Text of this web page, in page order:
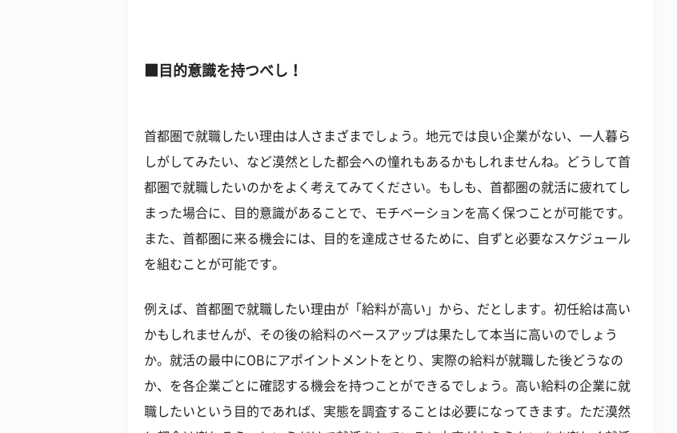
■目的意識を持つべし！
首都圏で就職したい理由は人さまざまでしょう。地元では良い企業がない、一人暮ら
しがしてみたい、など漠然とした都会への憧れもあるかもしれませんね。どうして首
都圏で就職したいのかをよく考えてみてください。もしも、首都圏の就活に疲れてし
まった場合に、目的意識があることで、モチベーションを高く保つことが可能です。
また、首都圏に来る機会には、目的を達成させるために、自ずと必要なスケジュール
を組むことが可能です。
例えば、首都圏で就職したい理由が「給料が高い」から、だとします。初任給は高い
かもしれませんが、その後の給料のベースアップは果たして本当に高いのでしょう
か。就活の最中にOBにアポイントメントをとり、実際の給料が就職した後どうなの
か、を各企業ごとに確認する機会を持つことができるでしょう。高い給料の企業に就
職したいという目的であれば、実態を調査することは必要になってきます。ただ漠然